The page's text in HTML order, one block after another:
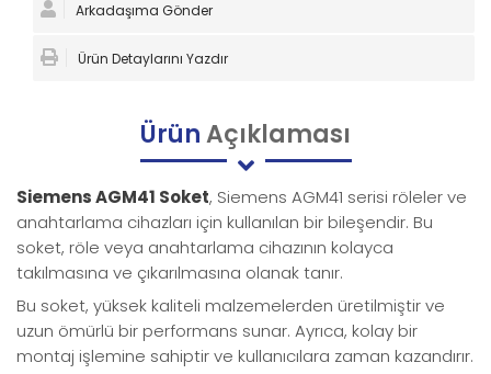
Arkadaşıma Gönder
Ürün Detaylarını Yazdır
ÜrünAçıklaması
Siemens AGM41 Soket, Siemens AGM41 serisi röleler ve
anahtarlama cihazları için kullanılan bir bileşendir. Bu
soket, röle veya anahtarlama cihazının kolayca
takılmasına ve çıkarılmasına olanak tanır.
Bu soket, yüksek kaliteli malzemelerden üretilmiştir ve
uzun ömürlü bir performans sunar. Ayrıca, kolay bir
montaj işlemine sahiptir ve kullanıcılara zaman kazandırır.